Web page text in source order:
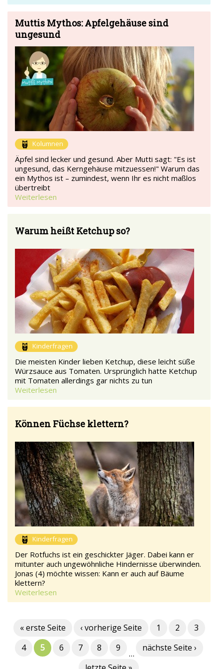
Muttis Mythos: Apfelgehäuse sind
ungesund
Kolumnen
Äpfel sind lecker und gesund. Aber Mutti sagt: "Es ist
ungesund, das Kerngehäuse mitzuessen!" Warum das
ein Mythos ist – zumindest, wenn Ihr es nicht maßlos
übertreibt
Weiterlesen
Warum heißt Ketchup so?
Kinderfragen
Die meisten Kinder lieben Ketchup, diese leicht süße
Würzsauce aus Tomaten. Ursprünglich hatte Ketchup
mit Tomaten allerdings gar nichts zu tun
Weiterlesen
Können Füchse klettern?
Kinderfragen
Der Rotfuchs ist ein geschickter Jäger. Dabei kann er
mitunter auch ungewöhnliche Hindernisse überwinden.
Jonas (4) möchte wissen: Kann er auch auf Bäume
klettern?
Weiterlesen
« erste Seite ‹ vorherige Seite 1 2
3
4
5 6 7 8 9
…
nächste Seite ›